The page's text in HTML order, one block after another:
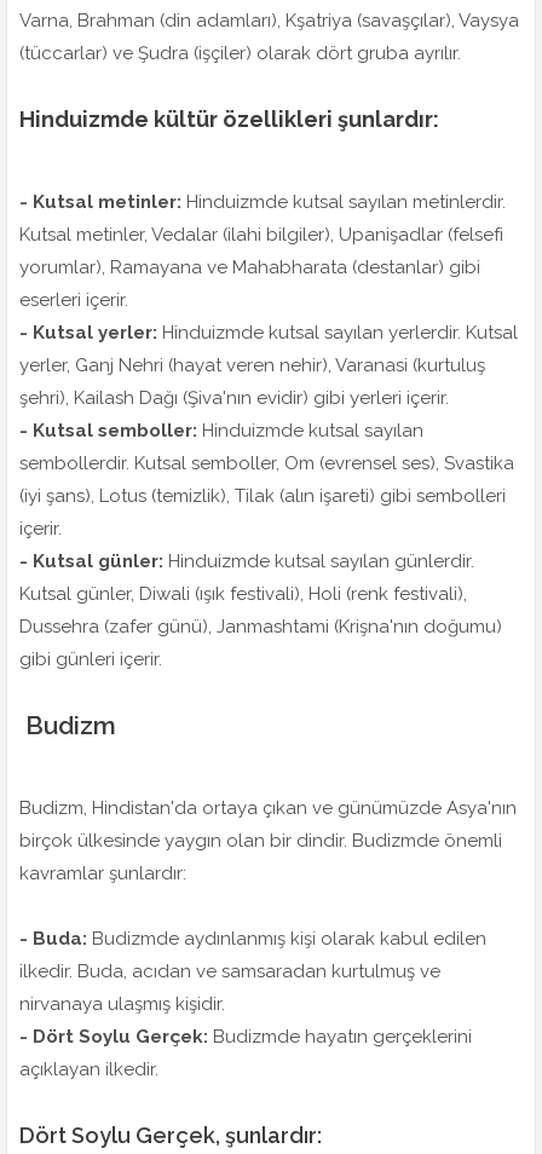
Varna, Brahman (din adamları), Kşatriya (savaşçılar), Vaysya
(tüccarlar) ve Şudra (işçiler) olarak dört gruba ayrılır.
Hinduizmde kültür özellikleri şunlardır:
- Kutsal metinler: Hinduizmde kutsal sayılan metinlerdir.
Kutsal metinler, Vedalar (ilahi bilgiler), Upanişadlar (felsefi
yorumlar), Ramayana ve Mahabharata (destanlar) gibi
eserleri içerir.
- Kutsal yerler: Hinduizmde kutsal sayılan yerlerdir. Kutsal
yerler, Ganj Nehri (hayat veren nehir), Varanasi (kurtuluş
şehri), Kailash Dağı (Şiva'nın evidir) gibi yerleri içerir.
- Kutsal semboller: Hinduizmde kutsal sayılan
sembollerdir. Kutsal semboller, Om (evrensel ses), Svastika
(iyi şans), Lotus (temizlik), Tilak (alın işareti) gibi sembolleri
içerir.
- Kutsal günler: Hinduizmde kutsal sayılan günlerdir.
Kutsal günler, Diwali (ışık festivali), Holi (renk festivali),
Dussehra (zafer günü), Janmashtami (Krişna'nın doğumu)
gibi günleri içerir.
Budizm
Budizm, Hindistan'da ortaya çıkan ve günümüzde Asya'nın
birçok ülkesinde yaygın olan bir dindir. Budizmde önemli
kavramlar şunlardır:
- Buda: Budizmde aydınlanmış kişi olarak kabul edilen
ilkedir. Buda, acıdan ve samsaradan kurtulmuş ve
nirvanaya ulaşmış kişidir.
- Dört Soylu Gerçek: Budizmde hayatın gerçeklerini
açıklayan ilkedir.
Dört Soylu Gerçek, şunlardır: